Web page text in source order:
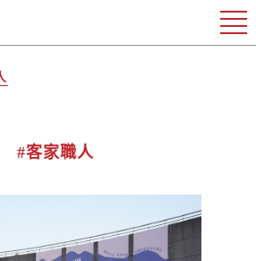
#客家職人